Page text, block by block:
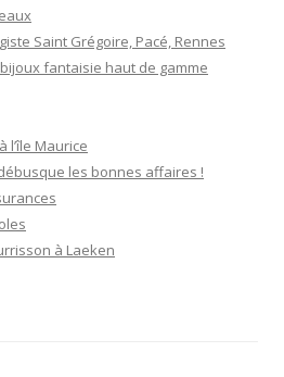
Saint Grégoire, Pacé, Rennes
fantaisie haut de gamme
l’île Maurice
les bonnes affaires !
à Laeken